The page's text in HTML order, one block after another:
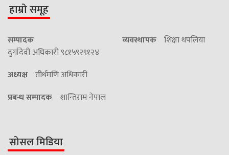
हाम्रो समूह
सम्पादक
दुर्गादेवी अधिकारी ९८१५९२९१२४
व्यवस्थापक शिक्षा थपलिया
अध्यक्ष तीर्थमणि अधिकारी
प्रबन्ध सम्पादक शान्तिराम नेपाल
सोसल मिडिया